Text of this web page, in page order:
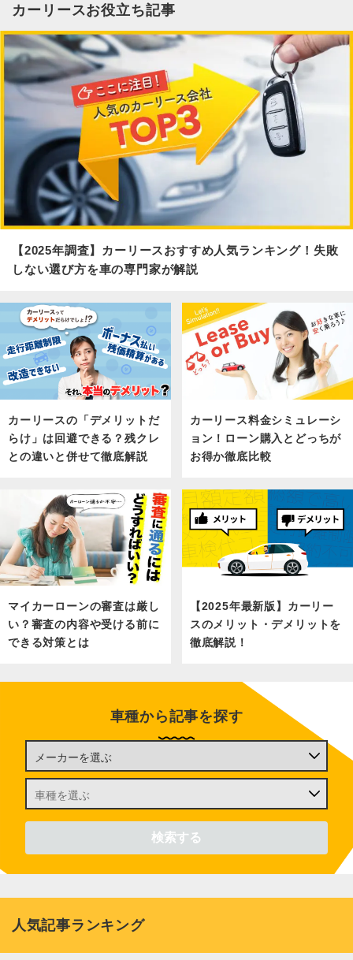
カーリースお役立ち記事
【2025年調査】カーリースおすすめ人気ランキング！失敗
しない選び方を車の専門家が解説
カーリースの「デメリットだ
らけ」は回避できる？残クレ
との違いと併せて徹底解説
カーリース料金シミュレーシ
ョン！ローン購入とどっちが
お得か徹底比較
マイカーローンの審査は厳し
い？審査の内容や受ける前に
できる対策とは
【2025年最新版】カーリー
スのメリット・デメリットを
徹底解説！
車種から記事を探す
人気記事ランキング